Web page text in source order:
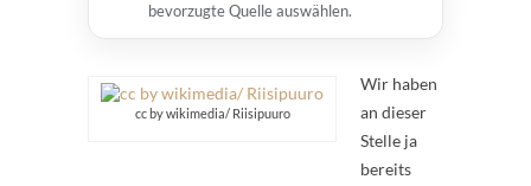
bevorzugte Quelle auswählen.
cc by wikimedia/ Riisipuuro
Wir haben
an dieser
Stelle ja
bereits